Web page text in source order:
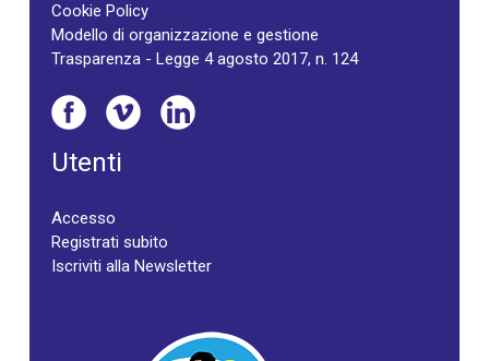
Cookie Policy
Modello di organizzazione e gestione
Trasparenza - Legge 4 agosto 2017, n. 124
Utenti
Accesso
Registrati subito
Iscriviti alla Newsletter